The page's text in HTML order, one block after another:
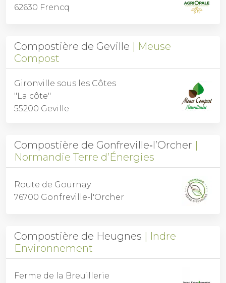
62630 Frencq
Compostière de Geville
Meuse
Compost
Gironville sous les Côtes
"La côte"
55200 Geville
Compostière de Gonfreville‑l’Orcher
Normandie Terre d’Énergies
Route de Gournay
76700 Gonfreville-l'Orcher
Compostière de Heugnes
Indre
Environnement
Ferme de la Breuillerie